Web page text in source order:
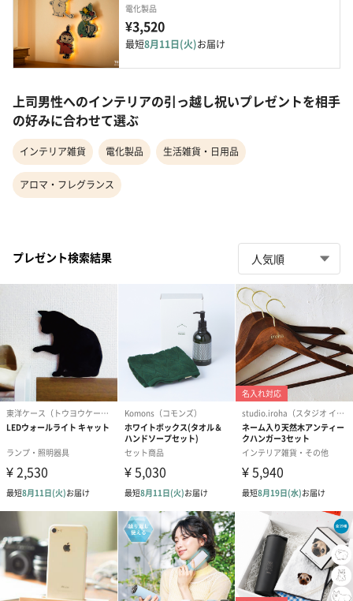
電化製品
¥3,520
最短8月11日(火)お届け
上司男性へのインテリアの引っ越し祝いプレゼントを相手
の好みに合わせて選ぶ
インテリア雑貨 電化製品 生活雑貨・日用品
アロマ・フレグランス
プレゼント検索結果